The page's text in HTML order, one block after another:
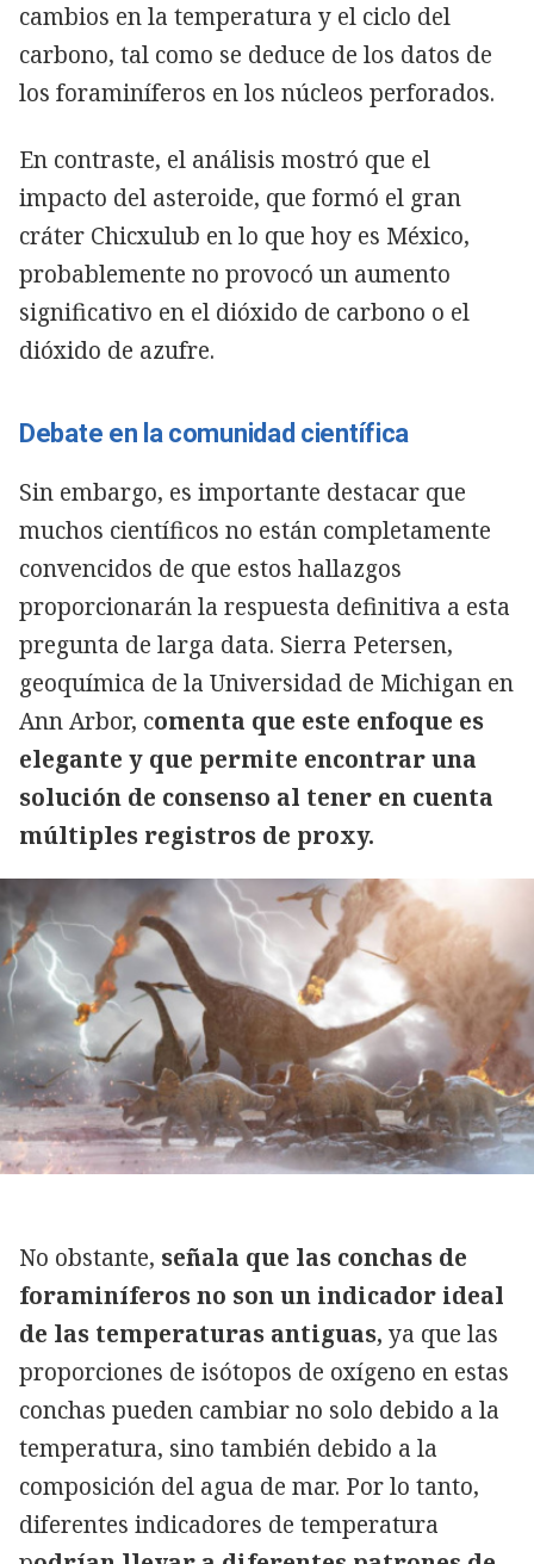
cambios en la temperatura y el ciclo del
carbono, tal como se deduce de los datos de
los foraminíferos en los núcleos perforados.
En contraste, el análisis mostró que el
impacto del asteroide, que formó el gran
cráter Chicxulub en lo que hoy es México,
probablemente no provocó un aumento
significativo en el dióxido de carbono o el
dióxido de azufre.
Debate en la comunidad científica
Sin embargo, es importante destacar que
muchos científicos no están completamente
convencidos de que estos hallazgos
proporcionarán la respuesta definitiva a esta
pregunta de larga data. Sierra Petersen,
geoquímica de la Universidad de Michigan en
Ann Arbor, comenta que este enfoque es
elegante y que permite encontrar una
solución de consenso al tener en cuenta
múltiples registros de proxy.
No obstante, señala que las conchas de
foraminíferos no son un indicador ideal
de las temperaturas antiguas, ya que las
proporciones de isótopos de oxígeno en estas
conchas pueden cambiar no solo debido a la
temperatura, sino también debido a la
composición del agua de mar. Por lo tanto,
diferentes indicadores de temperatura